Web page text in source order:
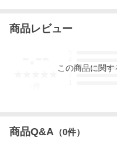
商品レビュー
3
この商品に関す
商品Q&A （0件）